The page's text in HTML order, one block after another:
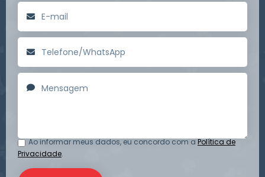
Ao informar meus dados, eu concordo com aPolítica de
Privacidade.